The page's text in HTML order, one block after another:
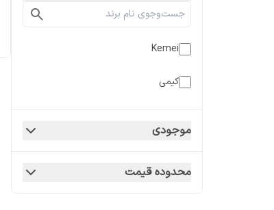
Kemei
کیمی
موجودی
محدوده قیمت